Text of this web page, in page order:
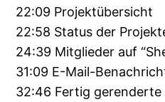
22:09 Projektübersicht
22:58 Status der
24:39 Mitglieder auf
31:09 E-Mail-
32:46 Fertig gerenderte